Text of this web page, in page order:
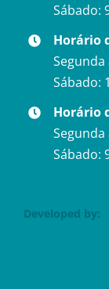
Sábado:
Horário
Segunda
Sábado:
Horário
Segunda
Sábado:
Developed by: